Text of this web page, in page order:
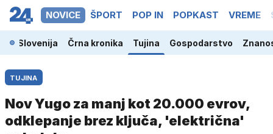
NOVICE ŠPORT POP IN POPKAST VREME
Slovenija Črna kronika Tujina Gospodarstvo
TUJINA
Nov Yugo za manj kot 20.000 evrov,
odklepanje brez ključa, 'električna'